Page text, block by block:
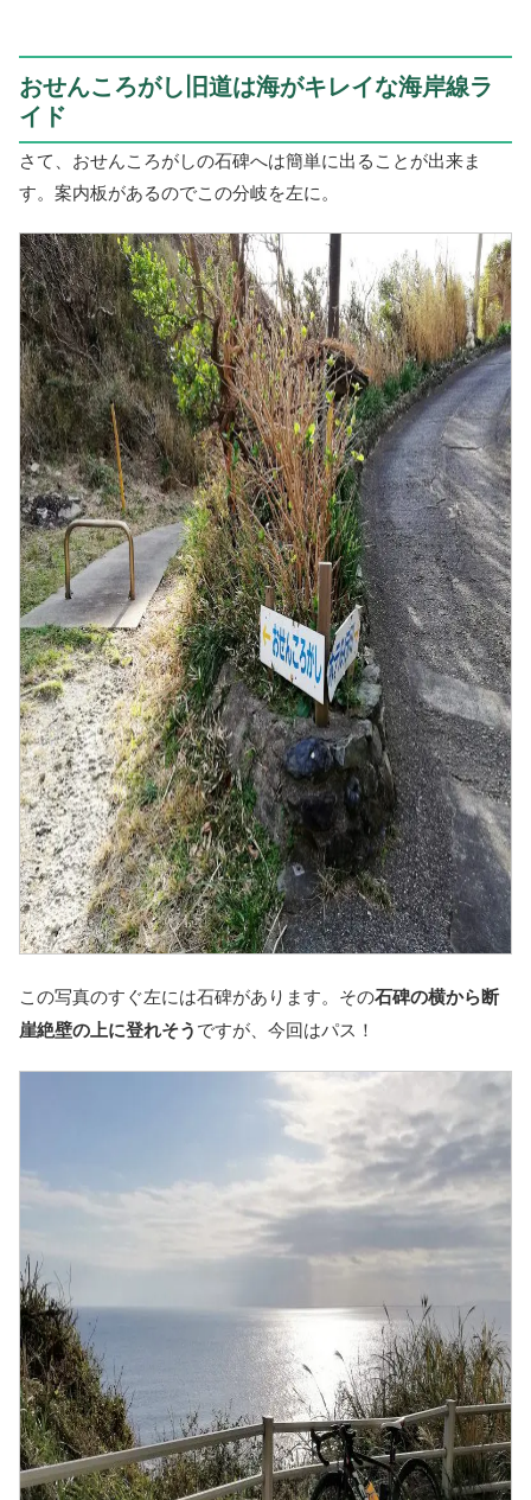
おせんころがし旧道は海がキレイな海岸線ラ
イド
さて、おせんころがしの石碑へは簡単に出ることが出来ま
す。案内板があるのでこの分岐を左に。
この写真のすぐ左には石碑があります。その石碑の横から断
崖絶壁の上に登れそうですが、今回はパス！